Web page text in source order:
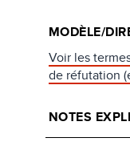
MODÈLE/
Voir les
de réfutation
NOTES